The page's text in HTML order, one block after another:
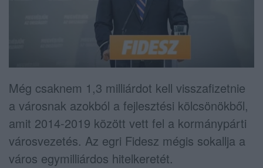
Még csaknem 1,3 milliárdot kell visszafizetnie
a városnak azokból a fejlesztési kölcsönökből,
amit 2014-2019 között vett fel a kormánypárti
városvezetés. Az egri Fidesz mégis sokallja a
város egymilliárdos hitelkeretét.